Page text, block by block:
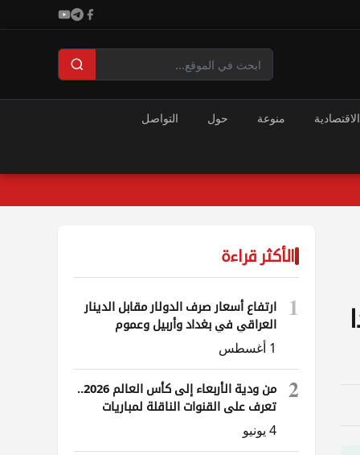
منوعة حول التواصل
الأكثر قراءة
1
ارتفاع أسعار صرف الدولار مقابل الدينار
العراقي في بغداد وأربيل وعموم
المحافظات
1 أغسطس
2
من ودية الأربعاء إلى كأس العالم 2026..
تعرف على القنوات الناقلة لمباريات
العراق
4 يونيو